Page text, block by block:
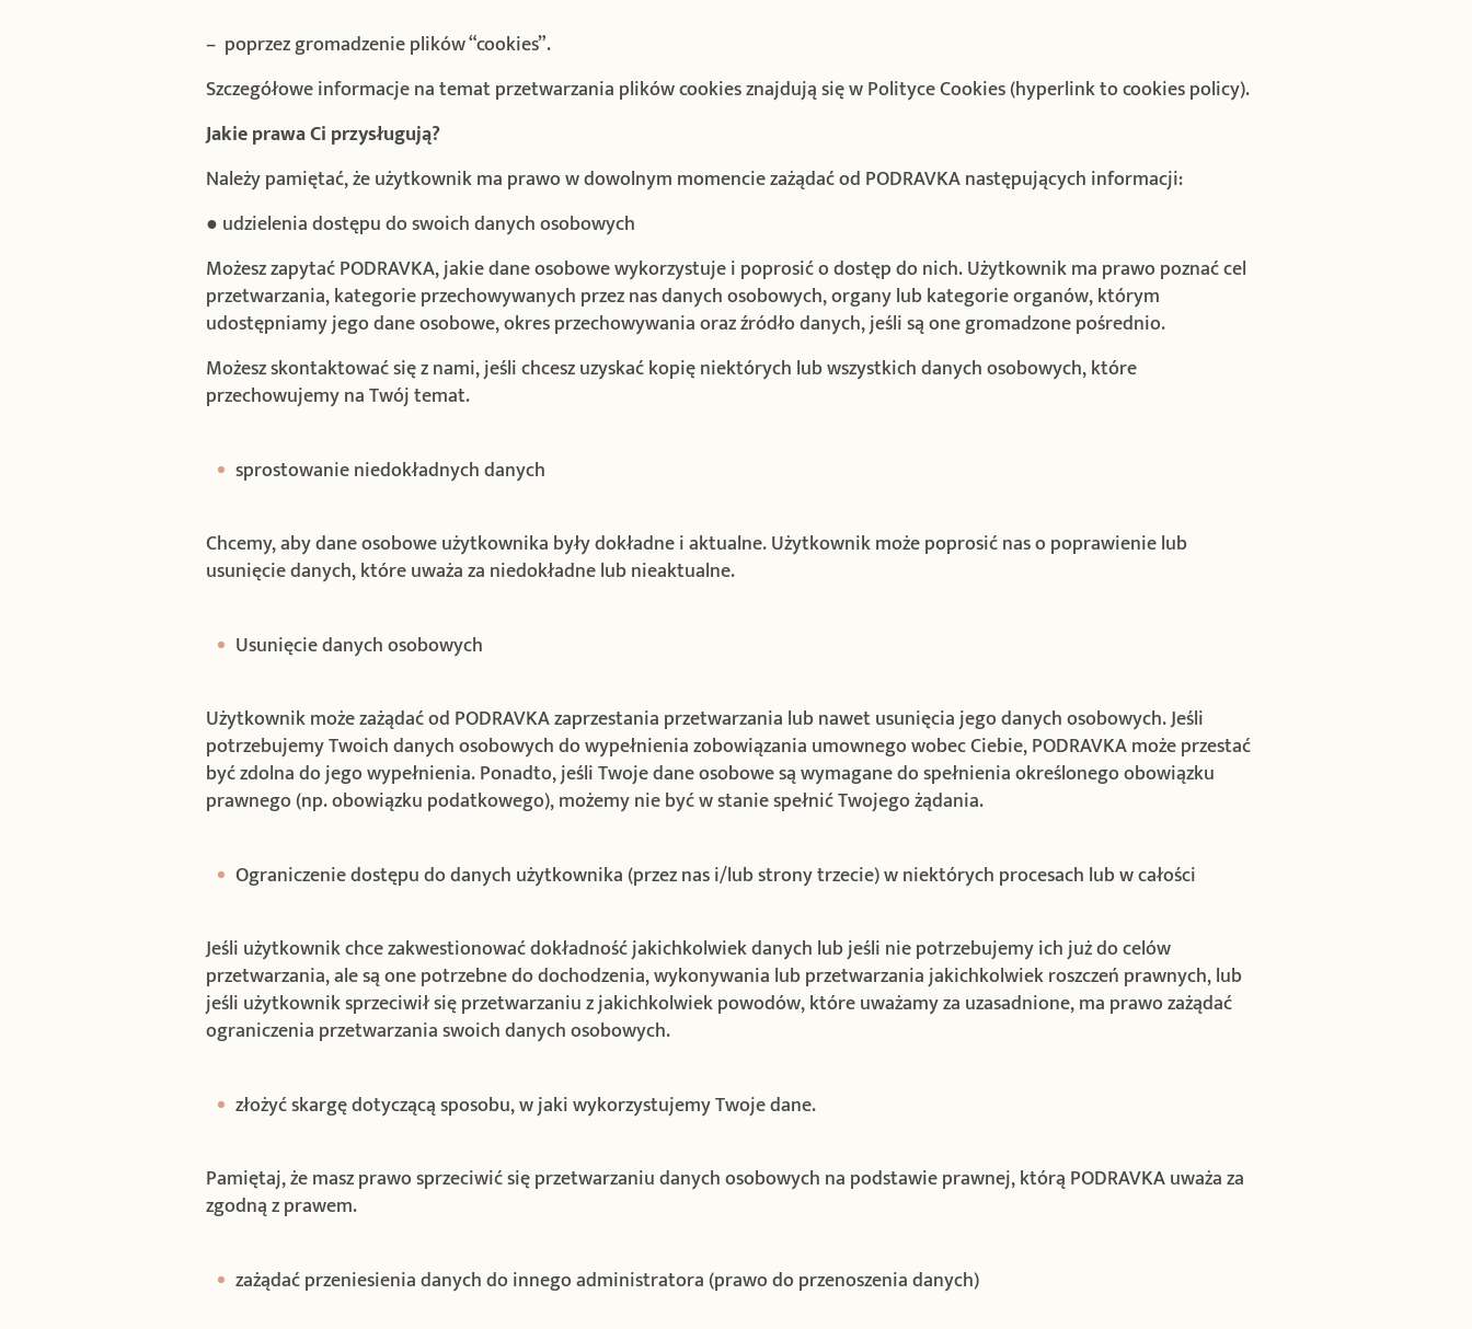
– poprzez gromadzenie plików “cookies”.
Szczegółowe informacje na temat przetwarzania plików cookies znajdują się w Polityce Cookies (hyperlink to cookies policy).
Jakie prawa Ci przysługują?
Należy pamiętać, że użytkownik ma prawo w dowolnym momencie zażądać od PODRAVKA następujących informacji:
● udzielenia dostępu do swoich danych osobowych
Możesz zapytać PODRAVKA, jakie dane osobowe wykorzystuje i poprosić o dostęp do nich. Użytkownik ma prawo poznać cel
przetwarzania, kategorie przechowywanych przez nas danych osobowych, organy lub kategorie organów, którym
udostępniamy jego dane osobowe, okres przechowywania oraz źródło danych, jeśli są one gromadzone pośrednio.
Możesz skontaktować się z nami, jeśli chcesz uzyskać kopię niektórych lub wszystkich danych osobowych, które
przechowujemy na Twój temat.
sprostowanie niedokładnych danych
Chcemy, aby dane osobowe użytkownika były dokładne i aktualne. Użytkownik może poprosić nas o poprawienie lub
usunięcie danych, które uważa za niedokładne lub nieaktualne.
Usunięcie danych osobowych
Użytkownik może zażądać od PODRAVKA zaprzestania przetwarzania lub nawet usunięcia jego danych osobowych. Jeśli
potrzebujemy Twoich danych osobowych do wypełnienia zobowiązania umownego wobec Ciebie, PODRAVKA może przestać
być zdolna do jego wypełnienia. Ponadto, jeśli Twoje dane osobowe są wymagane do spełnienia określonego obowiązku
prawnego (np. obowiązku podatkowego), możemy nie być w stanie spełnić Twojego żądania.
Ograniczenie dostępu do danych użytkownika (przez nas i/lub strony trzecie) w niektórych procesach lub w całości
Jeśli użytkownik chce zakwestionować dokładność jakichkolwiek danych lub jeśli nie potrzebujemy ich już do celów
przetwarzania, ale są one potrzebne do dochodzenia, wykonywania lub przetwarzania jakichkolwiek roszczeń prawnych, lub
jeśli użytkownik sprzeciwił się przetwarzaniu z jakichkolwiek powodów, które uważamy za uzasadnione, ma prawo zażądać
ograniczenia przetwarzania swoich danych osobowych.
złożyć skargę dotyczącą sposobu, w jaki wykorzystujemy Twoje dane.
Pamiętaj, że masz prawo sprzeciwić się przetwarzaniu danych osobowych na podstawie prawnej, którą PODRAVKA uważa za
zgodną z prawem.
zażądać przeniesienia danych do innego administratora (prawo do przenoszenia danych)